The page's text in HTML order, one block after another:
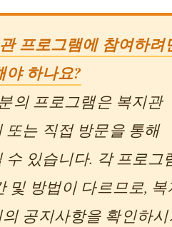
프로그램에 참여하려
야 하나요?
의 프로그램은 복지관
또는 직접 방문을 통해
수 있습니다. 각 프로그
및 방법이 다르므로,
공지사항을 확인하